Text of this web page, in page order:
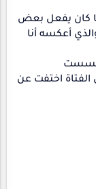
كان يفعل بعض
أعكسه أنا
أحسست
الفتاة اختفت عن